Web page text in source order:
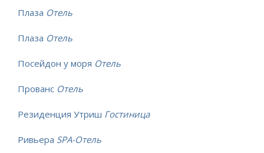
Плаза Отель
Плаза Отель
Посейдон у моря Отель
Прованс Отель
Резиденция Утриш Гостиница
Ривьера SPA-Отель